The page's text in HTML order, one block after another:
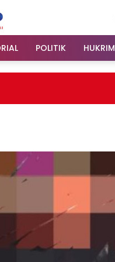
POLITIK HUKRIM